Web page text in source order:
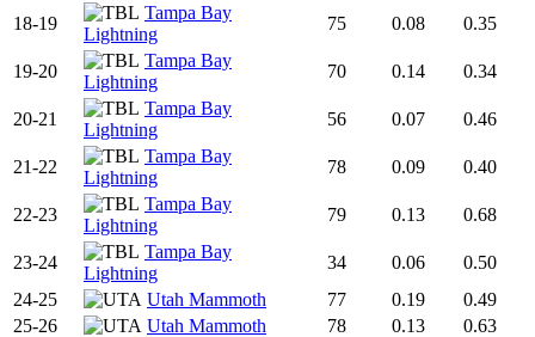
18-19
Tampa Bay
Lightning
75 0.08 0.35
19-20
Tampa Bay
Lightning
70 0.14 0.34
20-21
Tampa Bay
Lightning
56 0.07 0.46
21-22
Tampa Bay
Lightning
78 0.09 0.40
22-23
Tampa Bay
Lightning
79 0.13 0.68
23-24
Tampa Bay
Lightning
34 0.06
0.50
24-25
Utah Mammoth 77 0.19
0.49
25-26
Utah Mammoth 78 0.13
0.63